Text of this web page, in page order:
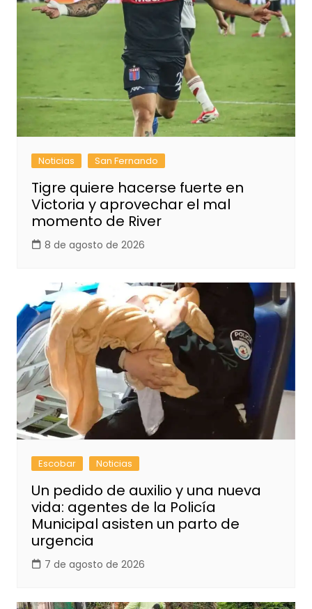
Noticias San Fernando
Tigre quiere hacerse fuerte en
Victoria y aprovechar el mal
momento de River
8 de agosto de 2026
Escobar Noticias
Un pedido de auxilio y una nueva
vida: agentes de la Policía
Municipal asisten un parto de
urgencia
7 de agosto de 2026